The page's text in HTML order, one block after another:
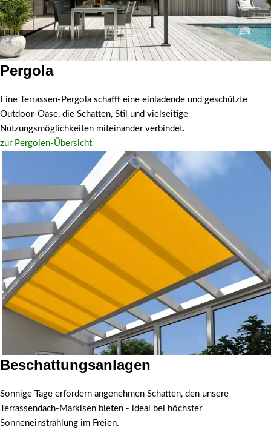
Pergola
Eine Terrassen-Pergola schafft eine einladende und geschützte
Outdoor-Oase, die Schatten, Stil und vielseitige
Nutzungsmöglichkeiten miteinander verbindet.
zur Pergolen-Übersicht
Sichtschutz
Beschattungsanlagen
Sonnige Tage erfordern angenehmen Schatten, den unsere
Terrassendach-Markisen bieten - ideal bei höchster
Sonneneinstrahlung im Freien.